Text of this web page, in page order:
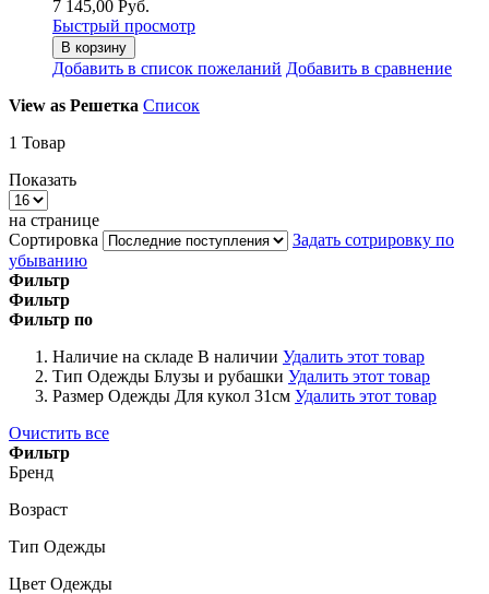
7 145,00 Руб.
Быстрый просмотр
В корзину
Добавить в список пожеланий Добавить в сравнение
View as Решетка Список
1 Товар
Показать
на странице
Сортировка
Задать сотрировку по
убыванию
Фильтр
Фильтр
Фильтр по
Наличие на складе В наличии Удалить этот товар
Тип Одежды Блузы и рубашки Удалить этот товар
Размер Одежды Для кукол 31см Удалить этот товар
Очистить все
Фильтр
Бренд
Возраст
Тип Одежды
Цвет Одежды